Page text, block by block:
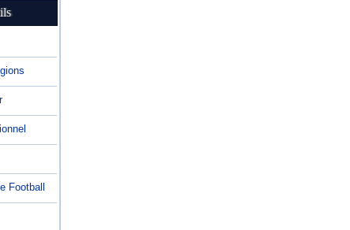
Football